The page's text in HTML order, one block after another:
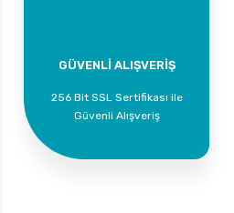
GÜVENLİ ALIŞVERİŞ
256 Bit SSL Sertifikası ile
Güvenli Alışveriş